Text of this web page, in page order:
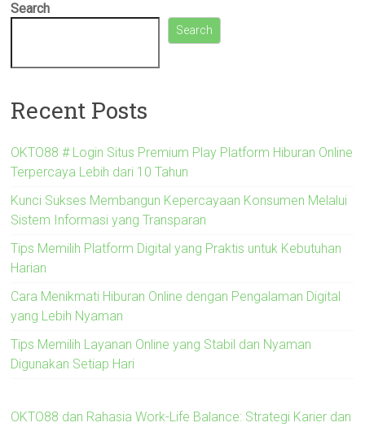
Search
Search
Recent Posts
OKTO88 # Login Situs Premium Play Platform Hiburan Online
Terpercaya Lebih dari 10 Tahun
Kunci Sukses Membangun Kepercayaan Konsumen Melalui
Sistem Informasi yang Transparan
Tips Memilih Platform Digital yang Praktis untuk Kebutuhan
Harian
Cara Menikmati Hiburan Online dengan Pengalaman Digital
yang Lebih Nyaman
Tips Memilih Layanan Online yang Stabil dan Nyaman
Digunakan Setiap Hari
OKTO88 dan Rahasia Work-Life Balance: Strategi Karier dan